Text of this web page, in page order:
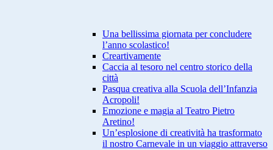
Una bellissima giornata per concludere
l’anno scolastico!
Creartivamente
Caccia al tesoro nel centro storico della
città
Pasqua creativa alla Scuola dell’Infanzia
Acropoli!
Emozione e magia al Teatro Pietro
Aretino!
Un’esplosione di creatività ha trasformato
il nostro Carnevale in un viaggio attraverso